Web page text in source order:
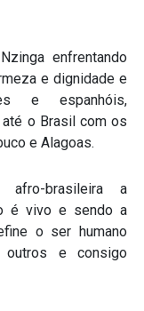
enfrentando
e dignidade e
e espanhóis,
o Brasil com os
e Alagoas.
afro-brasileira a
é vivo e sendo a
o ser humano
outros e consigo